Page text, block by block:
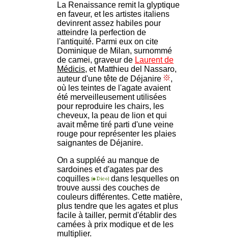
La Renaissance remit la glyptique
en faveur, et les artistes italiens
devinrent assez habiles pour
atteindre la perfection de
l'antiquité. Parmi eux on cite
Dominique de Milan, surnommé
de camei, graveur de Laurent de
Médicis, et Matthieu del Nassaro,
auteur d'une tête de Déjanire
,
où les teintes de l'agate avaient
été merveilleusement utilisées
pour reproduire les chairs, les
cheveux, la peau de lion et qui
avait même tiré parti d'une veine
rouge pour représenter les plaies
saignantes de Déjanire.
On a suppléé au manque de
sardoines et d'agates par des
coquilles
dans lesquelles on
trouve aussi des couches de
couleurs différentes. Cette matière,
plus tendre que les agates et plus
facile à tailler, permit d'établir des
camées à prix modique et de les
multiplier.